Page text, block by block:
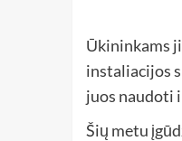
Ūkininkams
instaliacijos
juos naudoti
Šių metu